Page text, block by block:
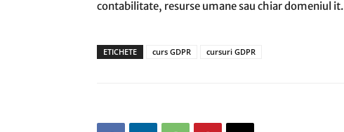
contabilitate, resurse umane sau chiar domeniul it.
ETICHETE curs GDPR cursuri GDPR